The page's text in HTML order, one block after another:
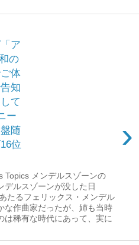
ア
の
体
知
て
ー
随
位
›
Topics メンデルスゾーンの
デルスゾーンが没した日
たるフェリックス・メンデル
な作曲家だったが、姉も当時
は稀有な時代にあって、実に